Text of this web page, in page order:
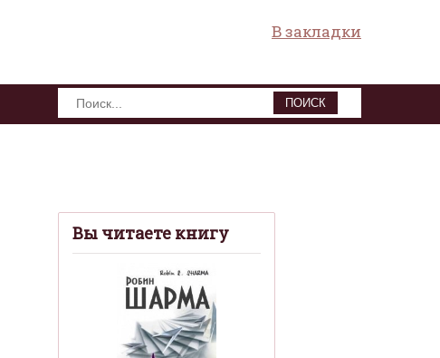
В закладки
ПОИСК
Вы читаете книгу